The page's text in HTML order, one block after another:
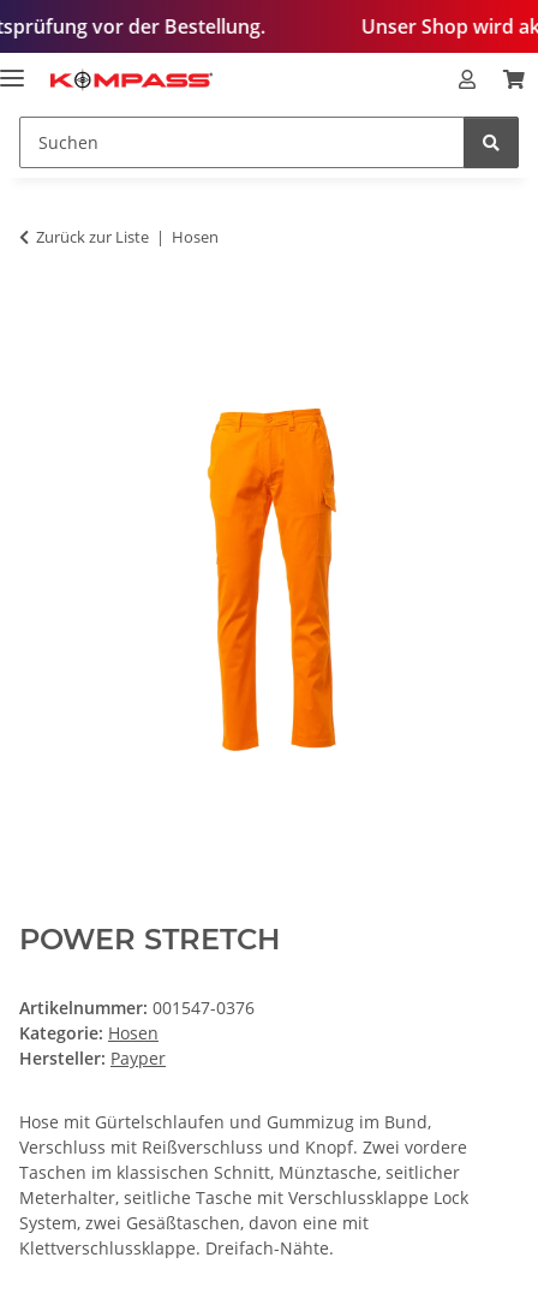
vor der Bestellung. Unser Shop wird aktuell
Zurück zur Liste Hosen
POWER STRETCH
Artikelnummer: 001547-0376
Kategorie: Hosen
Hersteller: Payper
Hose mit Gürtelschlaufen und Gummizug im Bund,
Verschluss mit Reißverschluss und Knopf. Zwei vordere
Taschen im klassischen Schnitt, Münztasche, seitlicher
Meterhalter, seitliche Tasche mit Verschlussklappe Lock
System, zwei Gesäßtaschen, davon eine mit
Klettverschlussklappe. Dreifach-Nähte.